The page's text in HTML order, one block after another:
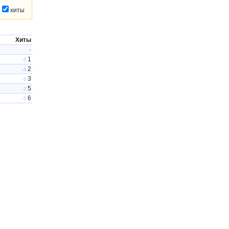
хиты
Хиты
-
-3 1
-4 2
-3 3
-3 5
-5 6